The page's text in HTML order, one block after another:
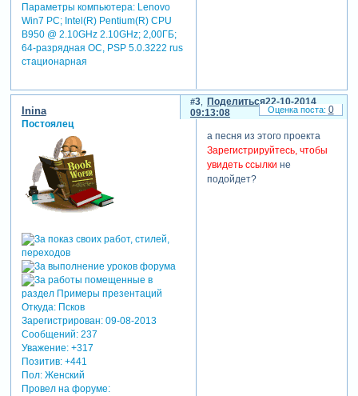
Параметры компьютера:Lenovo
Win7 PC; Intel(R) Pentium(R) CPU
B950 @ 2.10GHz 2.10GHz; 2,00ГБ;
64-разрядная ОС, PSP 5.0.3222 rus
стационарная
Поделиться
3
22-10-2014
09:13:08
Inina
Постоялец
Откуда:Псков
Зарегистрирован: 09-08-2013
Сообщений:237
Уважение: +317
Позитив: +441
Пол:Женский
Провел на форуме:
а песня из этого проекта
Зарегистрируйтесь, чтобы
увидеть ссылки не
подойдет?
0